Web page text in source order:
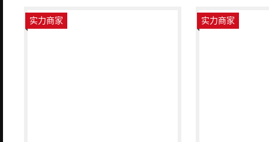
实力商家 实力商家